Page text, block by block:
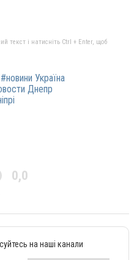
текст і натисніть Ctrl + Enter, щоб
#новини Україна
Днепр
0,0
на наші канали